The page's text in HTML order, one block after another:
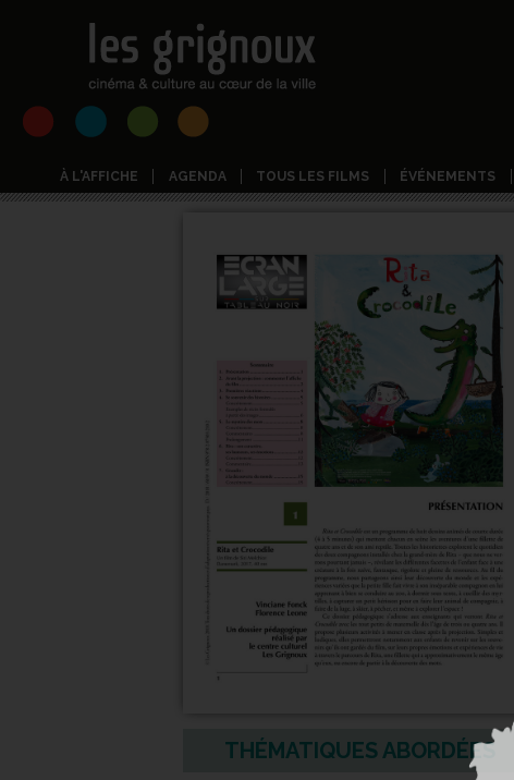
À L'AFFICHE AGENDA TOUS LES FILMS ÉVÉNEMENTS
THÉMATIQUES ABORDÉES